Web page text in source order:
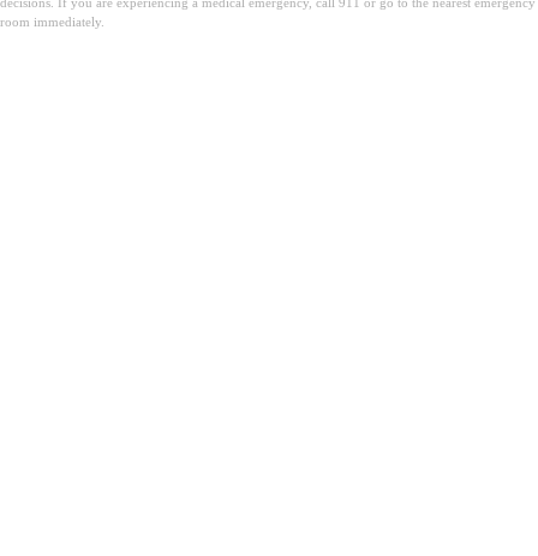
room immediately.